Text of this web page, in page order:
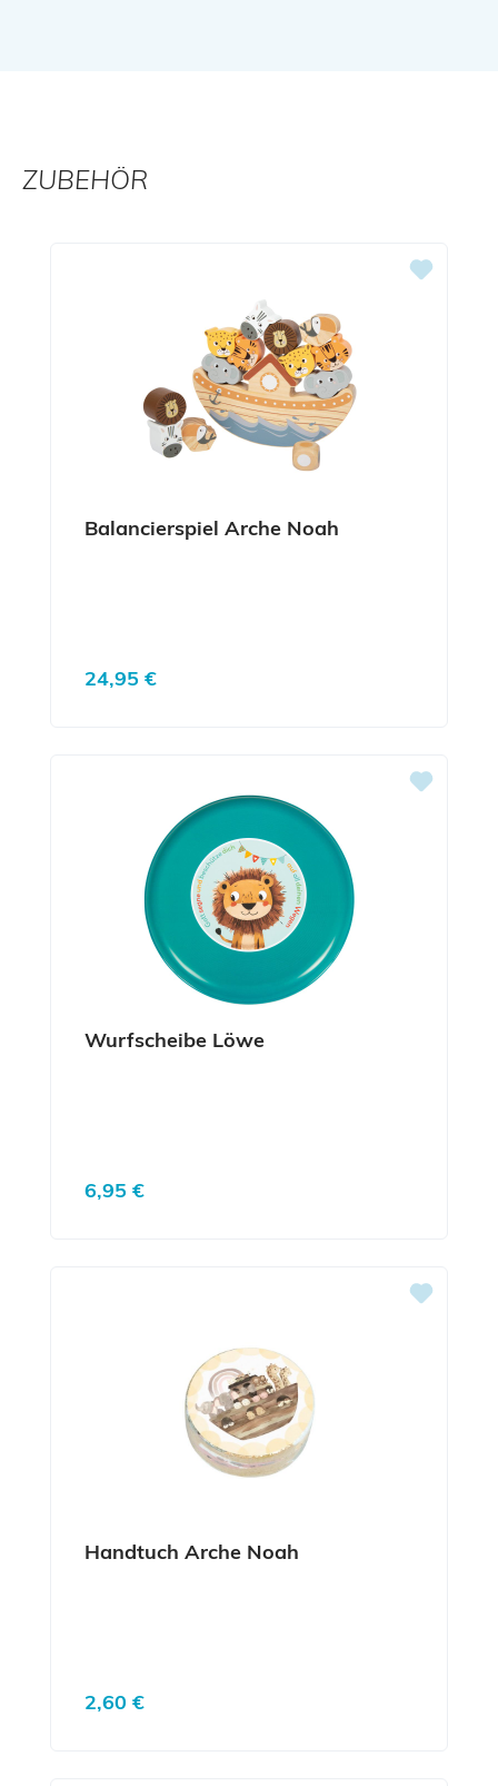
ZUBEHÖR
Balancierspiel Arche Noah
Regulärer Preis:
24,95 €
Wurfscheibe Löwe
Regulärer Preis:
6,95 €
Handtuch Arche Noah
Regulärer Preis:
2,60 €